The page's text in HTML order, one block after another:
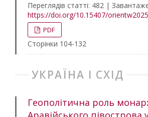
Переглядів статті: 482 |
https://doi.org/10.15407/
PDF
Сторінки 104-132
УКРАЇНА І СХІД
Геополітична роль